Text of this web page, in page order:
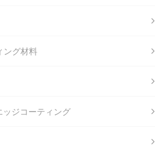
ング材料
ジコーティング